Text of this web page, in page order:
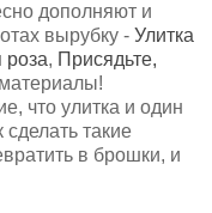
дополняют и
вырубку - Улитка
роза, Присядьте,
что улитка и один
такие
в брошки, и